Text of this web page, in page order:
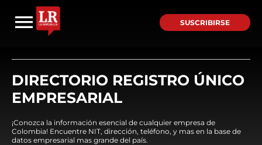
SUSCRIBIRSE
DIRECTORIO REGISTRO ÚNICO
EMPRESARIAL
¡Conozca la información esencial de cualquier empresa de
Colombia! Encuentre NIT, dirección, teléfono, y mas en la base de
datos empresarial mas grande del país.